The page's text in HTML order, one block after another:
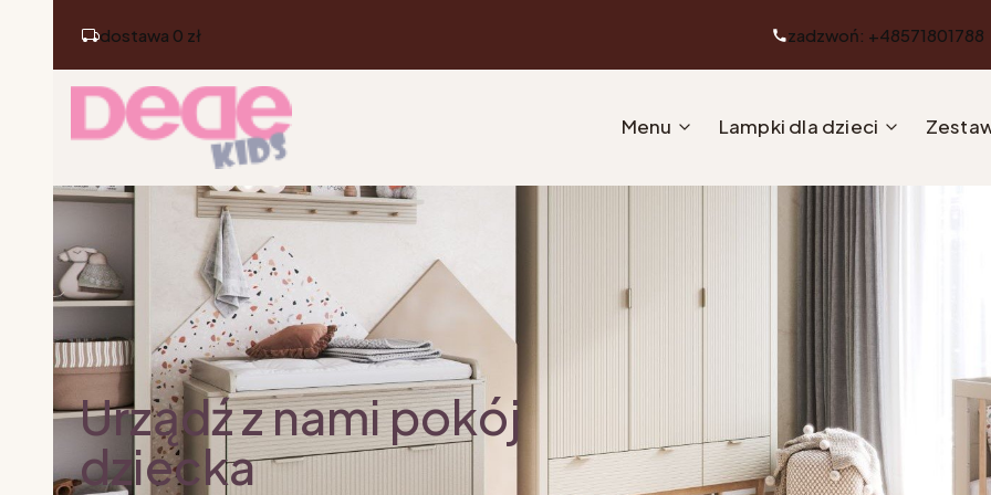
dostawa 0 zł zadzwoń: +48571801788
Menu Lampki dla dzieci
Urządź z nami pokój
dziecka